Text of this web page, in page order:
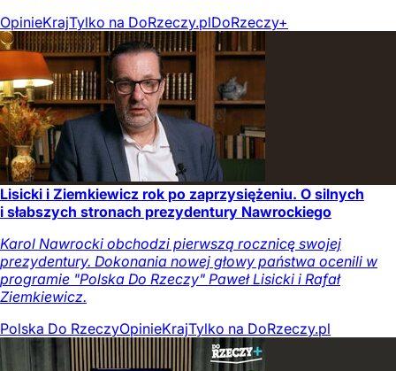
OpinieKrajTylko na DoRzeczy.plDoRzeczy+
Lisicki i Ziemkiewicz rok po zaprzysiężeniu. O silnych
i słabszych stronach prezydentury Nawrockiego
Karol Nawrocki obchodzi pierwszą rocznicę swojej
prezydentury. Dokonania nowej głowy państwa ocenili w
programie "Polska Do Rzeczy" Paweł Lisicki i Rafał
Ziemkiewicz.
Polska Do RzeczyOpinieKrajTylko na DoRzeczy.pl